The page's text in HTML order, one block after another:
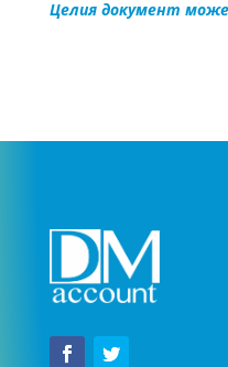
Целия документ